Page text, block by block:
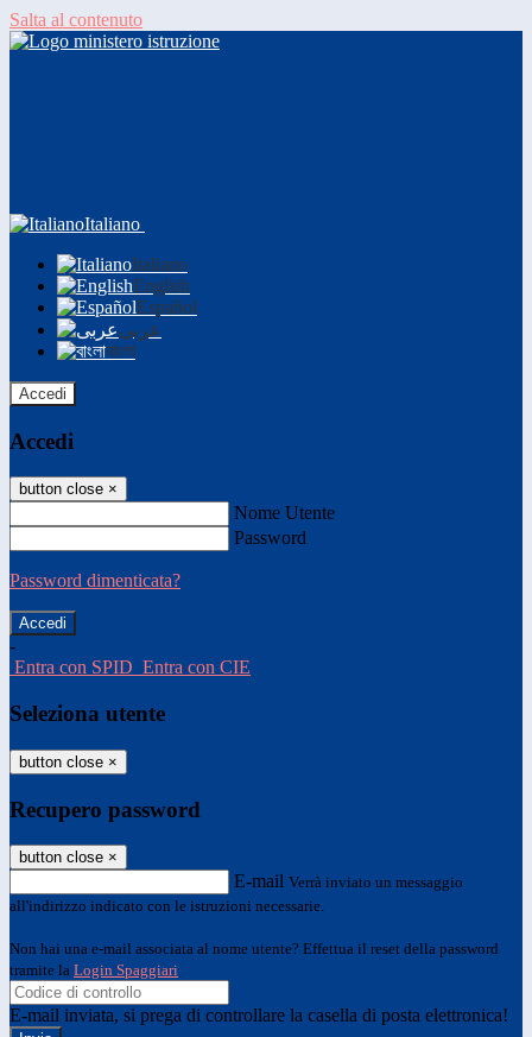
Salta al contenuto
Italiano
Italiano
English
Español
عربى
বাংলা
Accedi
Accedi
button close ×
Nome Utente
Password
Password dimenticata?
-
Entra con SPID Entra con CIE
Seleziona utente
button close ×
Recupero password
button close ×
E-mail Verrà inviato un messaggio
all'indirizzo indicato con le istruzioni necessarie.
Non hai una e-mail associata al nome utente? Effettua il reset della password
tramite la Login Spaggiari
E-mail inviata, si prega di controllare la casella di posta elettronica!